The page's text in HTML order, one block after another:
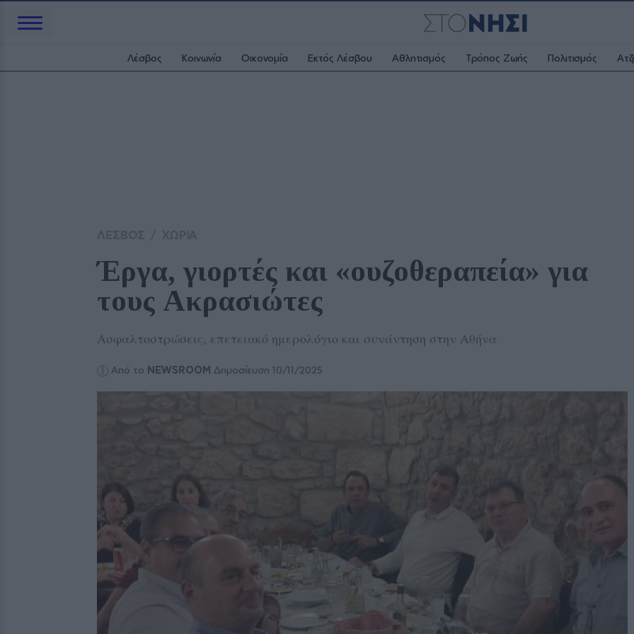
Λέσβος Κοινωνία Οικονομία Εκτός Λέσβου Αθλητισμός Τρόπος Ζωής Πολιτισμός
Έργα, γιορτές και «ουζοθεραπεία» για
τους Ακρασιώτες
Ασφαλτοστρώσεις, επετειακό ημερολόγιο και συνάντηση στην Αθήνα
Από το NEWSROOM Δημοσίευση 10/11/2025